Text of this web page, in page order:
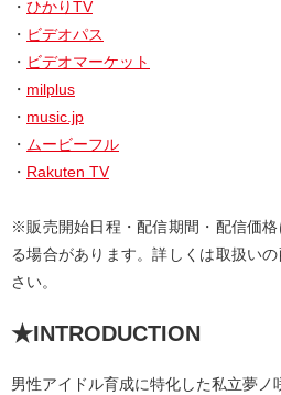
・ ひかりTV
・ ビデオパス
・ ビデオマーケット
・ milplus
・ music.jp
・ ムービーフル
・ Rakuten TV
※販売開始日程・配信期間・配信価
る場合があります。詳しくは取扱い
さい。
★INTRODUCTION
男性アイドル育成に特化した私立夢ノ